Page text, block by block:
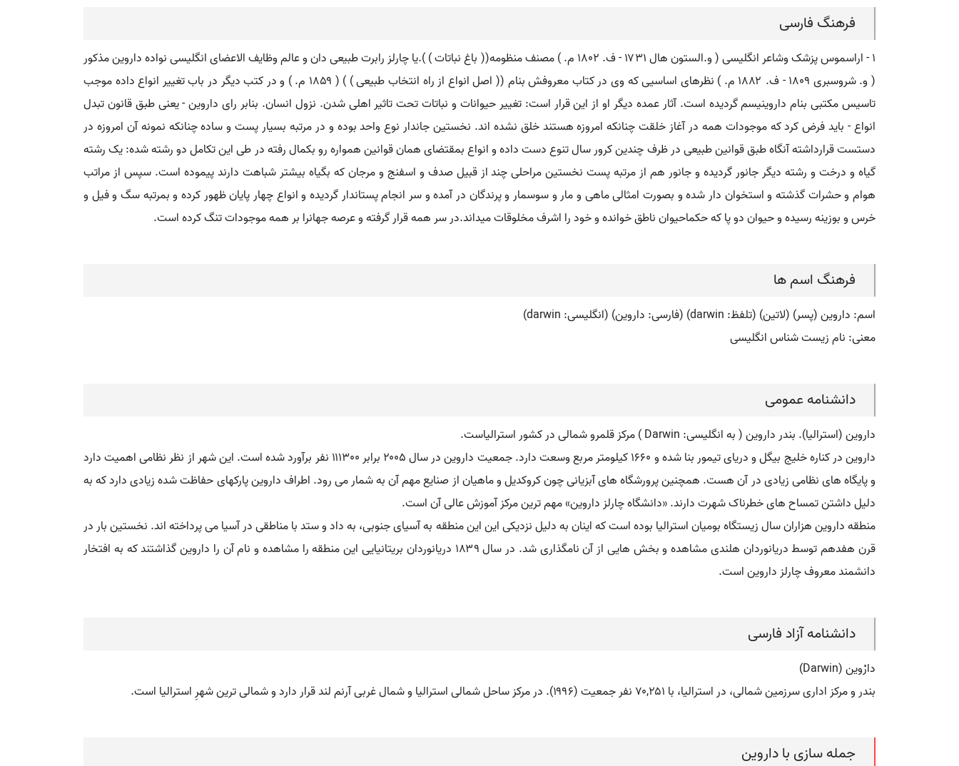
فرهنگ فارسی
۱ - اراسموس پزشک وشاعر انگلیسی ( و.الستون هال ۱۷۳۱ - ف. ۱۸٠۲ م. ) مصنف منظومه(( باغ نباتات ) ).یا چارلز رابرت طبیعی دان و عالم وظایف الاعضای انگلیسی نواده داروین مذکور
( و. شروسبری ۱۸٠۹ - ف. ۱۸۸۲ م. ) نظرهای اساسیی که وی در کتاب معروفش بنام (( اصل انواع از راه انتخاب طبیعی ) ) ( ۱۸۵۹ م. ) و در کتب دیگر در باب تغییر انواع داده موجب
تاسیس مکتبی بنام داروینیسم گردیده است. آثار عمده دیگر او از این قرار است: تغییر حیوانات و نباتات تحت تاثیر اهلی شدن. نزول انسان. بنابر رای داروین - یعنی طبق قانون تبدل
انواع - باید فرض کرد که موجودات همه در آغاز خلقت چنانکه امروزه هستند خلق نشده اند. نخستین جاندار نوع واحد بوده و در مرتبه بسیار پست و ساده چنانکه نمونه آن امروزه در
دستست قرارداشته آنگاه طبق قوانین طبیعی در ظرف چندین کرور سال تنوع دست داده و انواع بمقتضای همان قوانین همواره رو بکمال رفته در طی این تکامل دو رشته شده: یک رشته
گیاه و درخت و رشته دیگر جانور گردیده و جانور هم از مرتبه پست نخستین مراحلی چند از قبیل صدف و اسفنج و مرجان که بگیاه بیشتر شباهت دارند پیموده است. سپس از مراتب
هوام و حشرات گذشته و استخوان دار شده و بصورت امثالی ماهی و مار و سوسمار و پرندگان در آمده و سر انجام پستاندار گردیده و انواع چهار پایان ظهور کرده و بمرتبه سگ و فیل و
خرس و بوزینه رسیده و حیوان دو پا که حکماحیوان ناطق خوانده و خود را اشرف مخلوقات میداند.در سر همه قرار گرفته و عرصه جهانرا بر همه موجودات تنگ کرده است.
فرهنگ اسم ها
اسم: داروین (پسر) (لاتین) (تلفظ: darwin) (فارسی: داروین) (انگلیسی: darwin)
معنی: نام زیست شناس انگلیسی
دانشنامه عمومی
داروین (استرالیا). بندر داروین ( به انگلیسی: Darwin ) مرکز قلمرو شمالی در کشور استرالیاست.
داروین در کناره خلیج بیگل و دریای تیمور بنا شده و ۱۶۶۰ کیلومتر مربع وسعت دارد. جمعیت داروین در سال ۲۰۰۵ برابر ۱۱۱۳۰۰ نفر برآورد شده است. این شهر از نظر نظامی اهمیت دارد
و پایگاه های نظامی زیادی در آن هست. همچنین پرورشگاه های آبزیانی چون کروکدیل و ماهیان از صنایع مهم آن به شمار می رود. اطراف داروین پارکهای حفاظت شده زیادی دارد که به
دلیل داشتن تمساح های خطرناک شهرت دارند. «دانشگاه چارلز داروین» مهم ترین مرکز آموزش عالی آن است.
منطقه داروین هزاران سال زیستگاه بومیان استرالیا بوده است که اینان به دلیل نزدیکی این این منطقه به آسیای جنوبی، به داد و ستد با مناطقی در آسیا می پرداخته اند. نخستین بار در
قرن هفدهم توسط دریانوردان هلندی مشاهده و بخش هایی از آن نامگذاری شد. در سال ۱۸۳۹ دریانوردان بریتانیایی این منطقه را مشاهده و نام آن را داروین گذاشتند که به افتخار
دانشمند معروف چارلز داروین است.
دانشنامه آزاد فارسی
دارْوین (Darwin)
بندر و مرکز اداری سرزمین شمالی، در استرالیا، با ۷۰,۲۵۱ نفر جمعیت (۱۹۹۶). در مرکز ساحل شمالی استرالیا و شمال غربی آرنم لند قرار دارد و شمالی ترین شهرِ استرالیا است.
جمله سازی با داروین